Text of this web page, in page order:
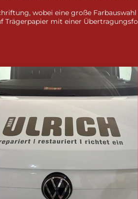
wobei eine große
mit einer